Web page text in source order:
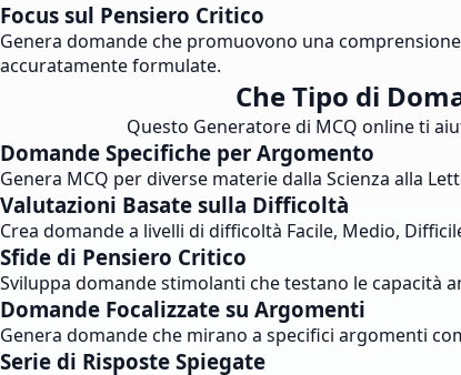
Focus sul Pensiero Critico
Genera domande che promuovono una
accuratamente formulate.
Che Tipo di
Questo Generatore di MCQ online ti
Domande Specifiche per Argomento
Genera MCQ per diverse materie dalla Scienza alla
Valutazioni Basate sulla Difficoltà
Crea domande a livelli di difficoltà Facile, Medio,
Sfide di Pensiero Critico
Sviluppa domande stimolanti che testano le capacità
Domande Focalizzate su Argomenti
Genera domande che mirano a specifici argomenti
Serie di Risposte Spiegate